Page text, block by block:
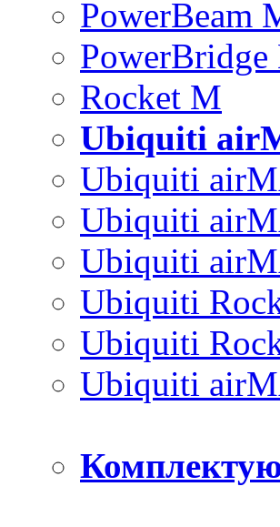
PowerBeam
PowerBridge
Rocket M
Ubiquiti
Ubiquiti
Ubiquiti
Ubiquiti
Ubiquiti
Ubiquiti
Ubiquiti